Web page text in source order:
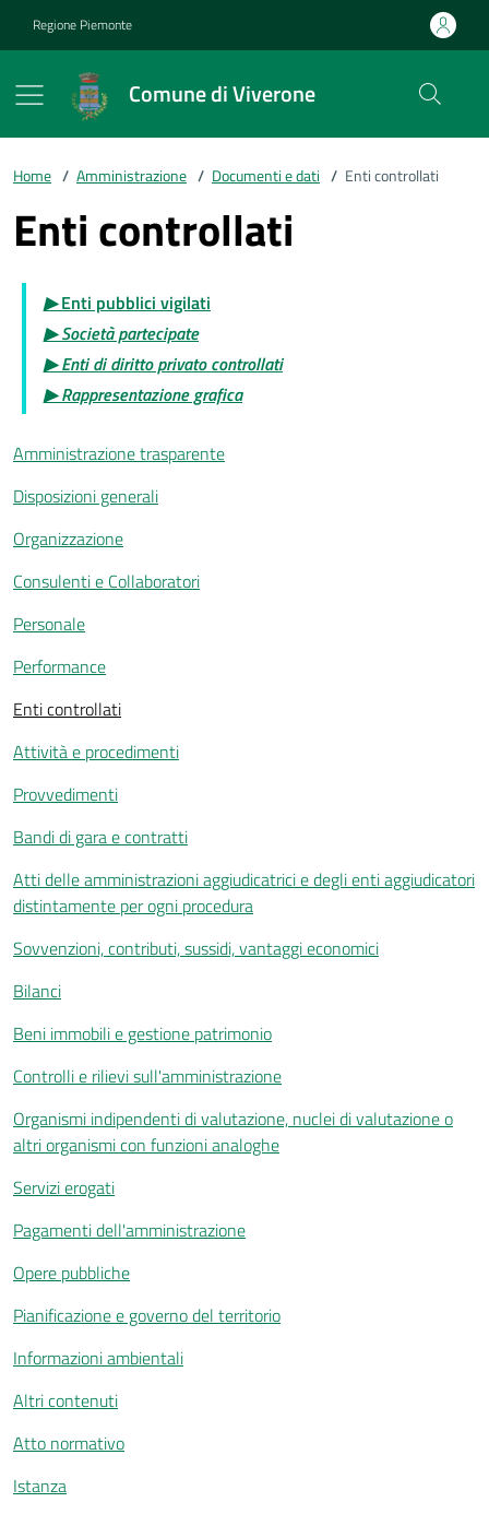
Regione Piemonte
Comune di Viverone
Home / Amministrazione / Documenti e dati / Enti controllati
Enti controllati
▶Enti pubblici vigilati
▶ Società partecipate
▶ Enti di diritto privato controllati
▶ Rappresentazione grafica
Amministrazione trasparente
Disposizioni generali
Organizzazione
Consulenti e Collaboratori
Personale
Performance
Enti controllati
Attività e procedimenti
Provvedimenti
Bandi di gara e contratti
Atti delle amministrazioni aggiudicatrici e degli enti aggiudicatori
distintamente per ogni procedura
Sovvenzioni, contributi, sussidi, vantaggi economici
Bilanci
Beni immobili e gestione patrimonio
Controlli e rilievi sull'amministrazione
Organismi indipendenti di valutazione, nuclei di valutazione o
altri organismi con funzioni analoghe
Servizi erogati
Pagamenti dell'amministrazione
Opere pubbliche
Pianificazione e governo del territorio
Informazioni ambientali
Altri contenuti
Atto normativo
Istanza